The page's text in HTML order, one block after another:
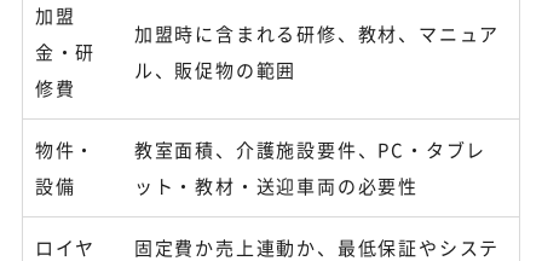
加盟
金・研
修費
加盟時に含まれる研修、教材、マニュア
ル、販促物の範囲
物件・
設備
教室面積、介護施設要件、PC・タブレ
ット・教材・送迎車両の必要性
ロイヤ
固定費か売上連動か、最低保証やシステ